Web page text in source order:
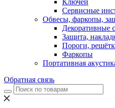
Ключей
Сервисные
Обвесы, фаркопы,
Декоративные
Защита,
Пороги,
Фаркопы
Портативная
Обратная связь